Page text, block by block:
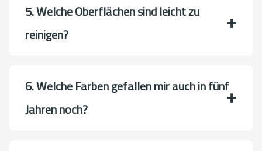
5. Welche Oberflächen sind leicht zu
reinigen?
6. Welche Farben gefallen mir auch in fünf
Jahren noch?